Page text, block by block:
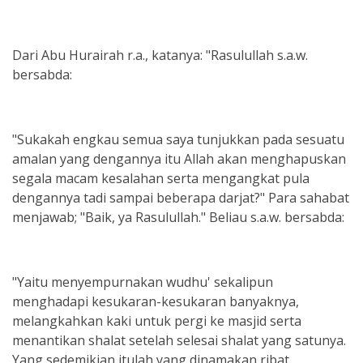
Dari Abu Hurairah r.a., katanya: "Rasulullah s.a.w.
bersabda:
"Sukakah engkau semua saya tunjukkan pada sesuatu
amalan yang dengannya itu Allah akan menghapuskan
segala macam kesalahan serta mengangkat pula
dengannya tadi sampai beberapa darjat?" Para sahabat
menjawab; "Baik, ya Rasulullah." Beliau s.a.w. bersabda:
"Yaitu menyempurnakan wudhu' sekalipun
menghadapi kesukaran-kesukaran banyaknya,
melangkahkan kaki untuk pergi ke masjid serta
menantikan shalat setelah selesai shalat yang satunya.
Yang sedemikian itulah yang dinamakan ribat